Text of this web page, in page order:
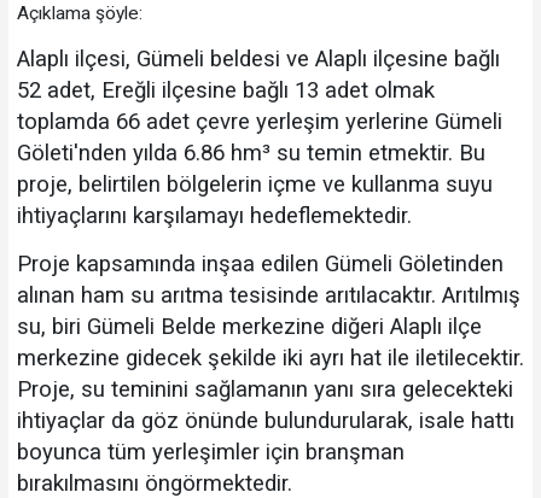
Açıklama şöyle:
Alaplı ilçesi, Gümeli beldesi ve Alaplı ilçesine bağlı
52 adet, Ereğli ilçesine bağlı 13 adet olmak
toplamda 66 adet çevre yerleşim yerlerine Gümeli
Göleti'nden yılda 6.86 hm³ su temin etmektir. Bu
proje, belirtilen bölgelerin içme ve kullanma suyu
ihtiyaçlarını karşılamayı hedeflemektedir.
Proje kapsamında inşaa edilen Gümeli Göletinden
alınan ham su arıtma tesisinde arıtılacaktır. Arıtılmış
su, biri Gümeli Belde merkezine diğeri Alaplı ilçe
merkezine gidecek şekilde iki ayrı hat ile iletilecektir.
Proje, su teminini sağlamanın yanı sıra gelecekteki
ihtiyaçlar da göz önünde bulundurularak, isale hattı
boyunca tüm yerleşimler için branşman
bırakılmasını öngörmektedir.